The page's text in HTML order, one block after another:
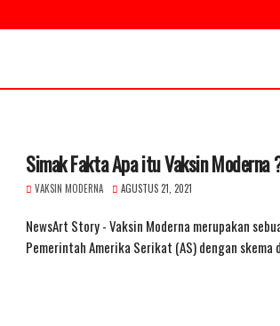
Simak Fakta Apa itu Vaksin Moderna
VAKSIN MODERNA AGUSTUS 21, 2021
NewsArt Story - Vaksin Moderna merupakan
Pemerintah Amerika Serikat (AS) dengan skema